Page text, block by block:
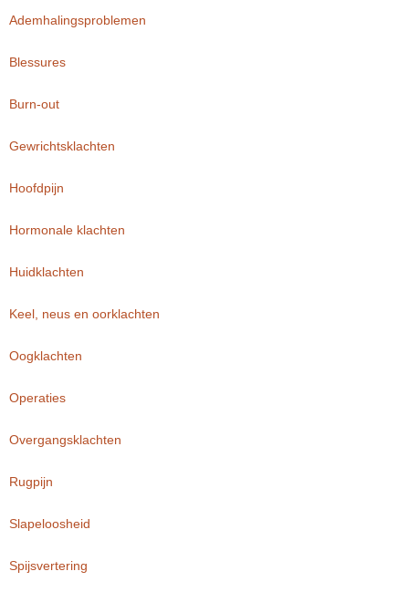
Ademhalingsproblemen
Blessures
Burn-out
Gewrichtsklachten
Hoofdpijn
Hormonale klachten
Huidklachten
Keel, neus en oorklachten
Oogklachten
Operaties
Overgangsklachten
Rugpijn
Slapeloosheid
Spijsvertering